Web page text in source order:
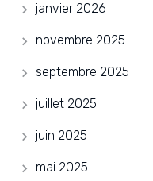
janvier 2026
novembre 2025
septembre 2025
juillet 2025
juin 2025
mai 2025